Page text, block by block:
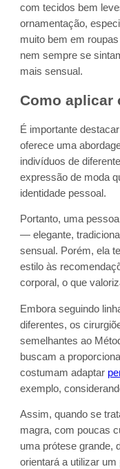
com tecidos bem
ornamentação,
muito bem em
nem sempre se
mais sensual.
Como aplicar
É importante
oferece uma
indivíduos de
expressão de moda
identidade pessoal.
Portanto, uma
— elegante,
sensual. Porém, ela
estilo às
corporal, o que
Embora seguindo
diferentes, os
semelhantes ao
buscam a
costumam adaptar
exemplo,
Assim, quando se
magra, com poucas
uma prótese grande,
orientará a utilizar